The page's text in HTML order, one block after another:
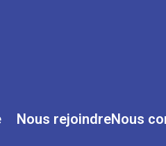
Nous rejoindreNous